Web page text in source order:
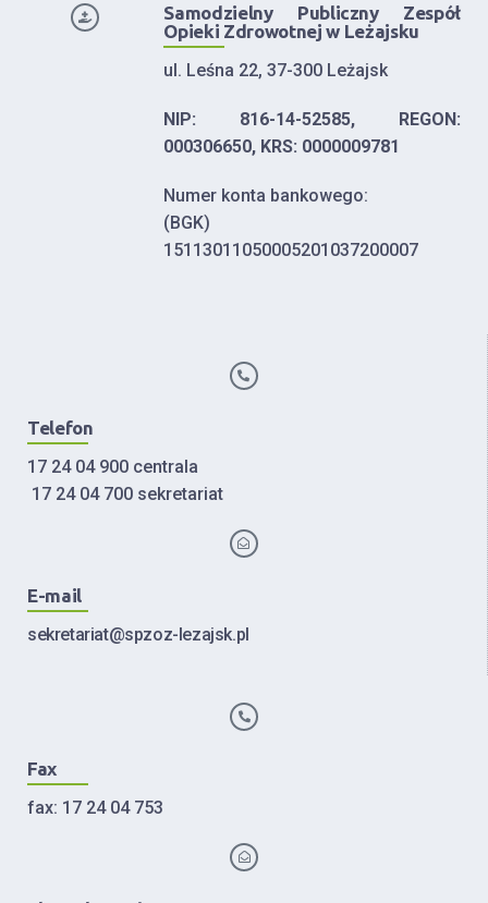
Samodzielny Publiczny Zespół
Opieki Zdrowotnej w Leżajsku
ul. Leśna 22, 37-300 Leżajsk
NIP: 816-14-52585, REGON:
000306650, KRS: 0000009781
Numer konta bankowego:
(BGK)
15113011050005201037200007
Telefon
17 24 04 900 centrala
17 24 04 700 sekretariat
E-mail
sekretariat@spzoz-lezajsk.pl
Fax
fax: 17 24 04 753